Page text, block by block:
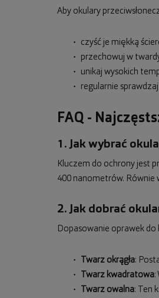
Aby okulary
czyść je miękką
przechowuj w
unikaj wysokich
regularnie
FAQ -
1. Jak wybrać
Kluczem do ochrony jest
400 nanometrów. Równie
2. Jak dobrać
Dopasowanie oprawek
Twarz okrągła:
Twarz kwadratowa:
Twarz owalna: Ten